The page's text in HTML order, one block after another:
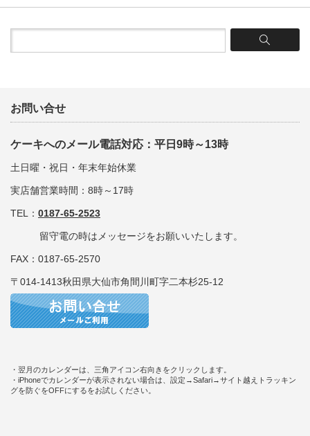
お問い合せ
ケーキへのメール電話対応：平日9時～13時
土日曜・祝日・年末年始休業
実店舗営業時間：8時～17時
TEL： 0187-65-2523
留守電の時はメッセージをお願いいたします。
FAX：0187-65-2570
〒014-1413秋田県大仙市角間川町字二本杉25-12
・翌月のカレンダーは、三角アイコン右向きをクリックします。
・iPhoneでカレンダーが表示されない場合は、設定→Safari→サイト越えトラッキン
グを防ぐをOFFにするをお試しください。